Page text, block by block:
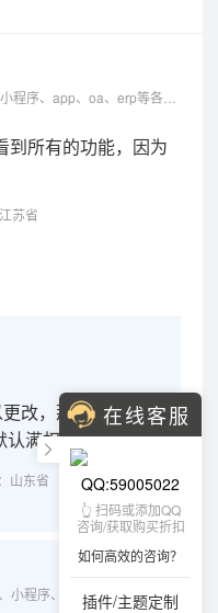
到所有的功能，因为
苏省
改，那 ID.1 一般都
认满权限的吧？
山东省
专注web开发，可开发网站、小程序、app、oa、erp等各种系统
在线客服
QQ:59005022
👆 扫码或添加QQ
咨询/获取购买折扣
如何高效的咨询？
插件/主题定制